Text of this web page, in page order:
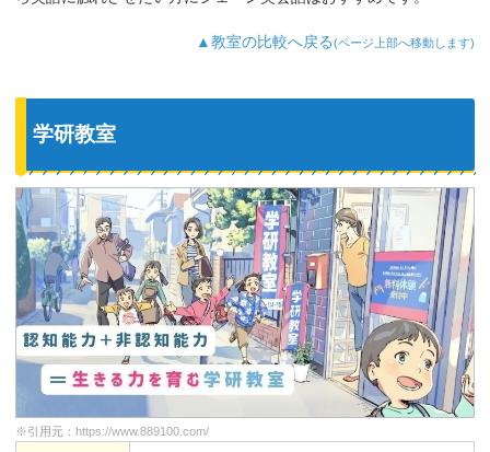
▲教室の比較へ戻る(ページ上部へ移動します)
学研教室
※引用元： https://www.889100.com/